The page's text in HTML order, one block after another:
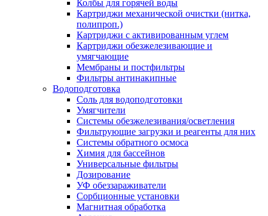
Колбы для горячей воды
Картриджи механической очистки (нитка,
полипроп.)
Картриджи с активированным углем
Картриджи обезжелезивающие и
умягчающие
Мембраны и постфильтры
Фильтры антинакипные
Водоподготовка
Соль для водоподготовки
Умягчители
Системы обезжелезивания/осветления
Фильтрующие загрузки и реагенты для них
Системы обратного осмоса
Химия для бассейнов
Универсальные фильтры
Дозирование
УФ обеззараживатели
Сорбционные установки
Магнитная обработка